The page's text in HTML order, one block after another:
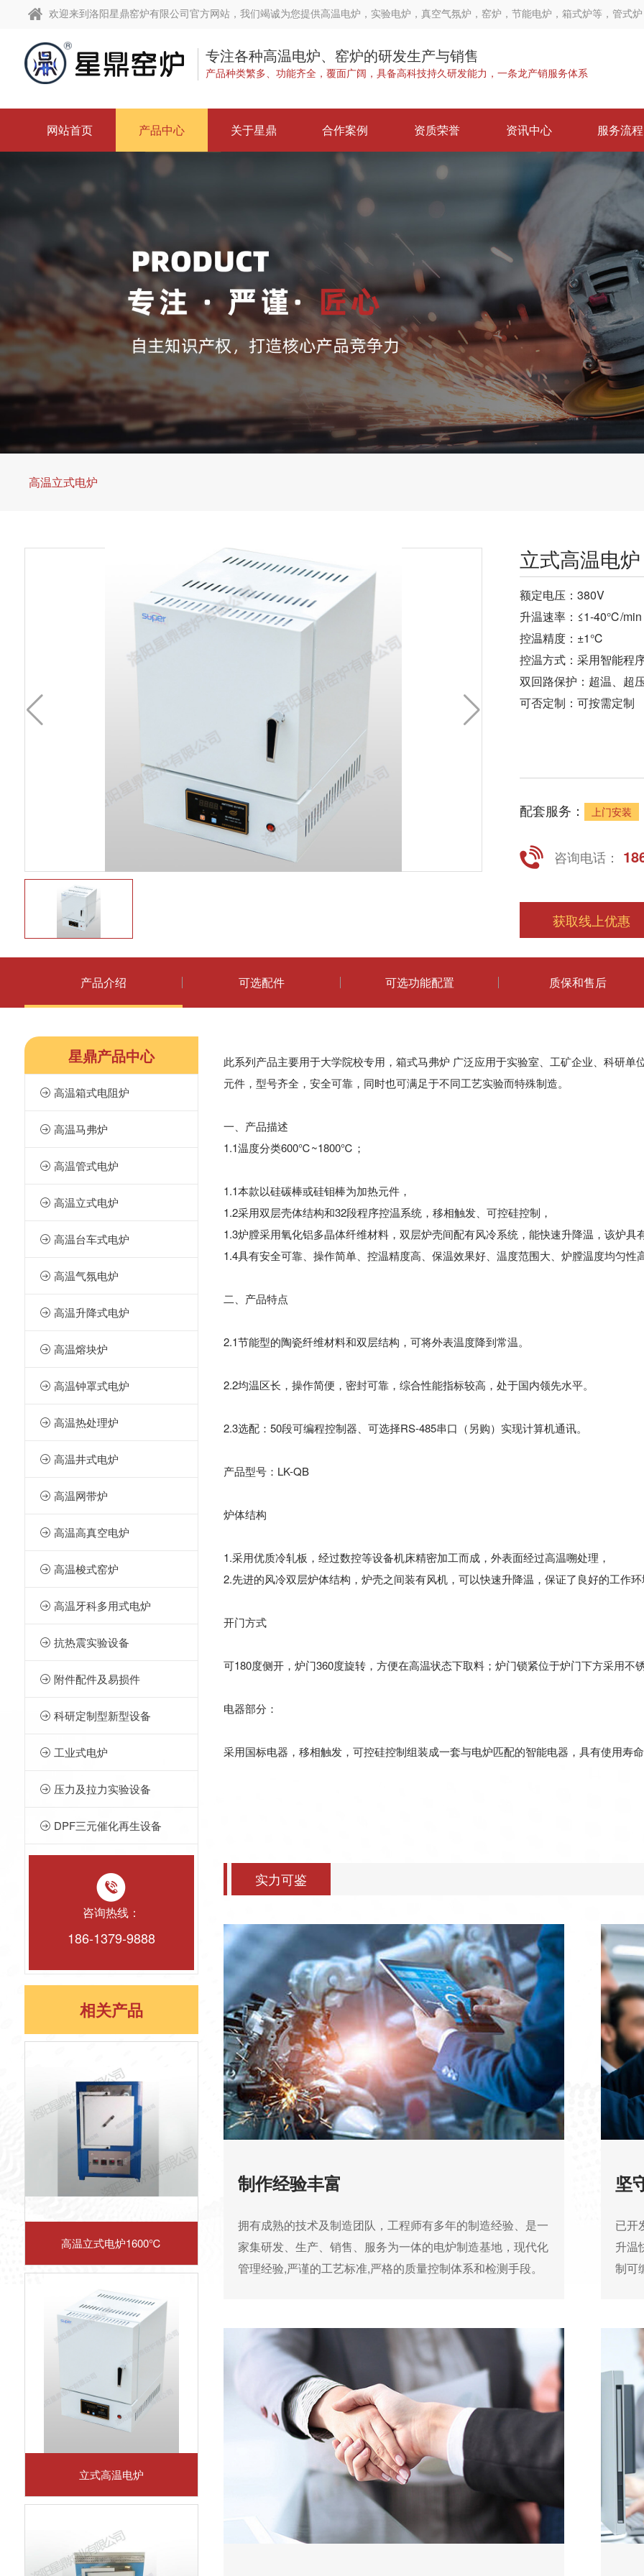
 欢迎来到洛阳星鼎窑炉有限公司官方网站，我们竭诚为您提供高温电炉，实验电炉，真空气氛炉，窑炉，节能电炉，箱式炉等，管式
专注各种高温电炉、窑炉的研发生产与销售
产品种类繁多、功能齐全，覆面广阔，具备高科技持久研发能力，一条龙产销服务体系
网站首页 产品中心 关于星鼎 合作案例 资质荣誉 资讯中心 服务流程
页
中
作
荣
持
我
流
查
高温立式电炉
立式高温电炉
额定电压：380V
升温速率：≤1-40℃/min
控温精度：±1℃
控温方式：采用智能程
双回路保护：超温、超
可否定制：可按需定制
配套服务： 上门安装
咨询电话：
获取线上优惠
产品介绍 可选配件 可选功能配置 质保和售后
星鼎产品中心
 高温箱式电阻炉
 高温马弗炉
 高温管式电炉
 高温立式电炉
 高温台车式电炉
 高温气氛电炉
 高温升降式电炉
 高温熔块炉
 高温钟罩式电炉
 高温热处理炉
 高温井式电炉
 高温网带炉
 高温高真空电炉
 高温梭式窑炉
 高温牙科多用式电炉
 抗热震实验设备
 附件配件及易损件
 科研定制型新型设备
 工业式电炉
 压力及拉力实验设备
 DPF三元催化再生设备
咨询热线：
186-1379-9888
相关产品
高温立式电炉1600℃
立式高温电炉
此系列产品主要用于大学院校专用，箱式马弗炉 广泛应用于实验室、工矿企业、科研
元件，型号齐全，安全可靠，同时也可满足于不同工艺实验而特殊制造。
一、产品描述
1.1温度分类600℃~1800℃；
1.1本款以硅碳棒或硅钼棒为加热元件，
1.2采用双层壳体结构和32段程序控温系统，移相触发、可控硅控制，
1.3炉膛采用氧化铝多晶体纤维材料，双层炉壳间配有风冷系统，能快速升降温，该炉
1.4具有安全可靠、操作简单、控温精度高、保温效果好、温度范围大、炉膛温度均匀
二、产品特点
2.1节能型的陶瓷纤维材料和双层结构，可将外表温度降到常温。
2.2均温区长，操作简便，密封可靠，综合性能指标较高，处于国内领先水平。
2.3选配：50段可编程控制器、可选择RS-485串口（另购）实现计算机通讯。
产品型号：LK-QB
炉体结构
1.采用优质冷轧板，经过数控等设备机床精密加工而成，外表面经过高温嗍处理，
2.先进的风冷双层炉体结构，炉壳之间装有风机，可以快速升降温，保证了良好的工作
开门方式
可180度侧开，炉门360度旋转，方便在高温状态下取料；炉门锁紧位于炉门下方采用不
电器部分：
采用国标电器，移相触发，可控硅控制组装成一套与电炉匹配的智能电器，具有使用寿
实力可鉴
制作经验丰富
拥有成熟的技术及制造团队，工程师有多年的制造经验、是一
家集研发、生产、销售、服务为一体的电炉制造基地，现代化
管理经验,严谨的工艺标准,严格的质量控制体系和检测手段。
坚
已开
升温
制可